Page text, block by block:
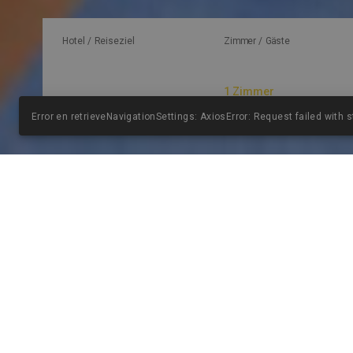
Hotel / Reiseziel Zimmer / Gäste
Error en retrieveNavigationSettings: AxiosError: Request failed with